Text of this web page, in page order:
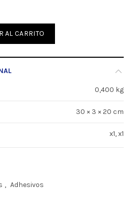
1000 grs Plasticola (3496) cantidad
AL CARRITO
0,400 kg
30 × 3 × 20 cm
x1, x1
, Adhesivos